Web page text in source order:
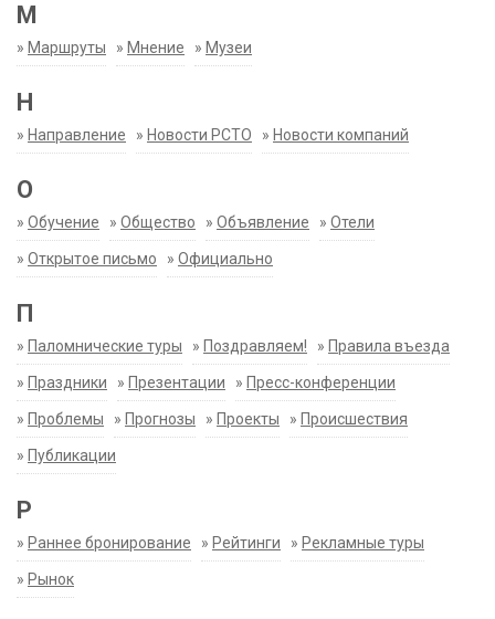
М
» Маршруты » Мнение » Музеи
Н
» Направление » Новости РСТО » Новости компаний
О
» Обучение » Общество » Объявление » Отели
» Открытое письмо » Официально
П
» Паломнические туры » Поздравляем! » Правила въезда
» Праздники » Презентации » Пресс-конференции
» Проблемы » Прогнозы » Проекты » Происшествия
» Публикации
Р
» Раннее бронирование » Рейтинги » Рекламные туры
» Рынок